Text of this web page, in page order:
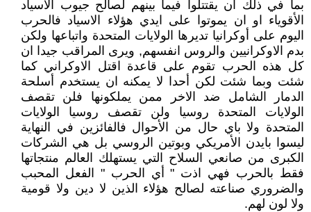
بما في ذلك ان يقتتلوا فيما بينهم لصالح جيوب الاسياد
الأقوياء او ان يموتوا على ايدي هؤلاء الاسياد فالحرب
اليوم على أوكرانيا تديرها الولايات المتحدة واتباعها ولكن
بدم الاوكرانيين والروس انفسهم, ويرى المراقب جيدا ان
كل هذه الحرب تقوم على قاعدة اقتل الاوكراني كما
شئت وبما شئت لكن أحدا لا يمكنه ان يستخدم أسلحة
الدمار الشامل ضد الاخر ممن يملكونها فلن تقصف
الولايات المتحدة روسيا ولن تقصف روسيا الولايات
المتحدة ولا باي حال من الأحوال فالفائزين في النهاية
ليسوا بايدن الأمريكي وبوتين الروسي بل هي الشركات
الكبرى من صانعي السلاح التي يستهلك العالم منتجاتها
فقط بالحرب فهي اذت " أي الحرب " الفعل المحبب
والضروري صناعته لصالح هؤلاء الذين لا دين ولا قومية
ولا لون لهم.